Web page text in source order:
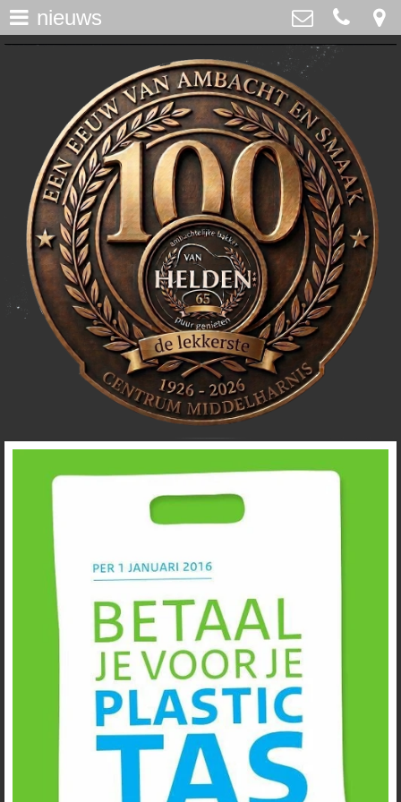
>
>
nieuws >
lunchroom >
de ijsspecialist >
flakkeecialiteiten >
skitaart >
webshop >
Bakker Van Helden
Westdijk 12, Middelharnis
0187-482065
info@bakkervanhelden.nl
nieuws